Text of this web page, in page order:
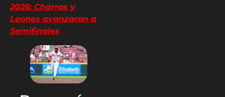
2026: Charros y
Leones avanzaron a
Semifinales